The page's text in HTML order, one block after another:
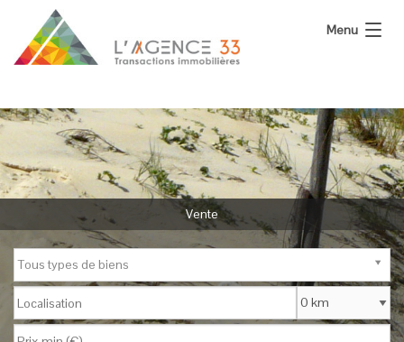
Menu
Nos Biens
Vous Vendez
Calculatrices
Actualité
Contact
Vente
Tous types de biens